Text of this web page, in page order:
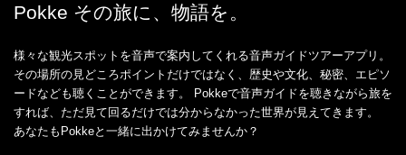
Pokke その旅に、物語を。
様々な観光スポットを音声で案内してくれる音声ガイドツアーアプリ。
その場所の見どころポイントだけではなく、歴史や文化、秘密、エピソ
ードなども聴くことができます。 Pokkeで音声ガイドを聴きながら旅を
すれば、ただ見て回るだけでは分からなかった世界が見えてきます。
あなたもPokkeと一緒に出かけてみませんか？